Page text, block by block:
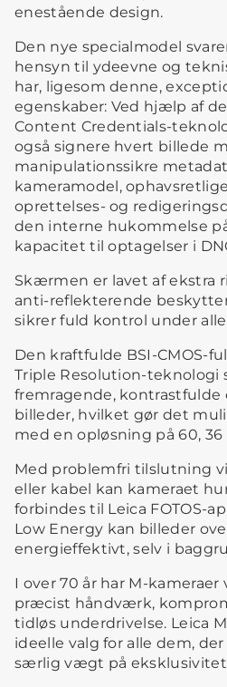
enestående design.
Den nye specialmodel
hensyn til ydeevne og
har, ligesom denne,
egenskaber: Ved hjælp af
Content Credentials-
også signere hvert billede
manipulationssikre
kameramodel,
oprettelses- og
den interne hukommelse
kapacitet til optagelser i
Skærmen er lavet af ekstra
anti-reflekterende
sikrer fuld kontrol under
Den kraftfulde BSI-CMOS-
Triple Resolution-teknologi
fremragende, kontrastfulde
billeder, hvilket gør det
med en opløsning på 60, 36
Med problemfri tilslutning
eller kabel kan kameraet
forbindes til Leica FOTOS-
Low Energy kan billeder
energieffektivt, selv i
I over 70 år har M-
præcist håndværk,
tidløs underdrivelse. Leica
ideelle valg for alle dem,
særlig vægt på